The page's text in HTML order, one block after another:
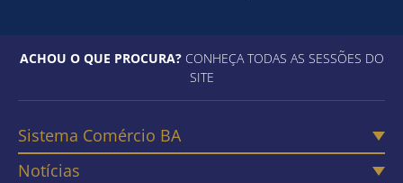
ACHOU O QUE PROCURA?CONHEÇA TODAS AS SESSÕES DO
SITE
Sistema Comércio BA
Notícias